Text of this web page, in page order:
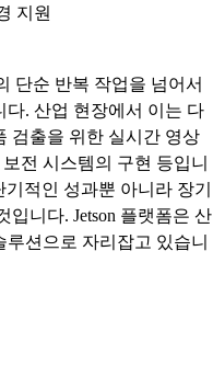
지원
단순 반복 작업을 넘어서
. 산업 현장에서 이는 다
검출을 위한 실시간 영상
전 시스템의 구현 등입니
적인 성과뿐 아니라 장기
니다. Jetson 플랫폼은 산
션으로 자리잡고 있습니